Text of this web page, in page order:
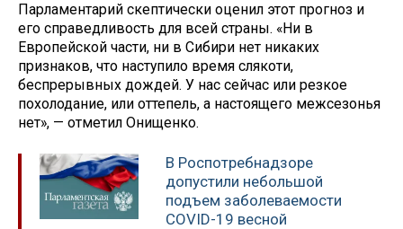
Парламентарий скептически оценил этот прогноз и
его справедливость для всей страны. «Ни в
Европейской части, ни в Сибири нет никаких
признаков, что наступило время слякоти,
беспрерывных дождей. У нас сейчас или резкое
похолодание, или оттепель, а настоящего межсезонья
нет», — отметил Онищенко.
В Роспотребнадзоре
допустили небольшой
подъем заболеваемости
COVID-19 весной